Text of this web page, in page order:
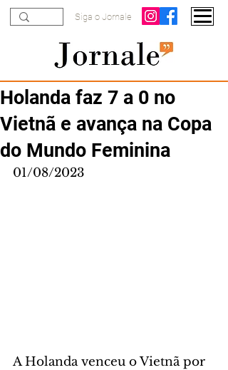
Siga o Jornale
Holanda faz 7 a 0 no
Vietnã e avança na Copa
do Mundo Feminina
01/08/2023
A Holanda venceu o Vietnã por